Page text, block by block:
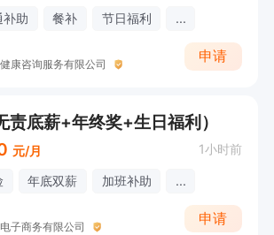
补助 餐补 节日福利 ...
康咨询服务有限公司
申请
责底薪+年终奖+生日福利）
元/月 1小时前
年底双薪 加班补助 ...
子商务有限公司
申请